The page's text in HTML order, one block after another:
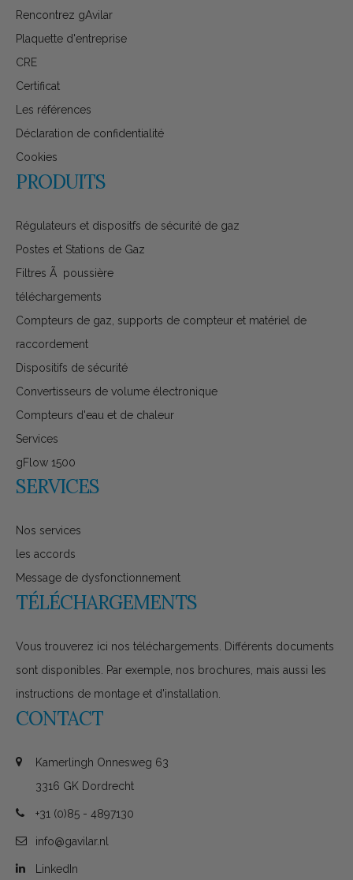
Rencontrez gAvilar
Plaquette d'entreprise
CRE
Certificat
Les références
Déclaration de confidentialité
Cookies
PRODUITS
Régulateurs et dispositfs de sécurité de gaz
Postes et Stations de Gaz
Filtres Ã poussière
téléchargements
Compteurs de gaz, supports de compteur et matériel de
raccordement
Dispositifs de sécurité
Convertisseurs de volume électronique
Compteurs d'eau et de chaleur
Services
gFlow 1500
SERVICES
Nos services
les accords
Message de dysfonctionnement
TÉLÉCHARGEMENTS
Vous trouverez ici nos téléchargements. Différents documents
sont disponibles. Par exemple, nos brochures, mais aussi les
instructions de montage et d'installation.
CONTACT
Kamerlingh Onnesweg 63
3316 GK Dordrecht
+31 (0)85 - 4897130
info@gavilar.nl
LinkedIn